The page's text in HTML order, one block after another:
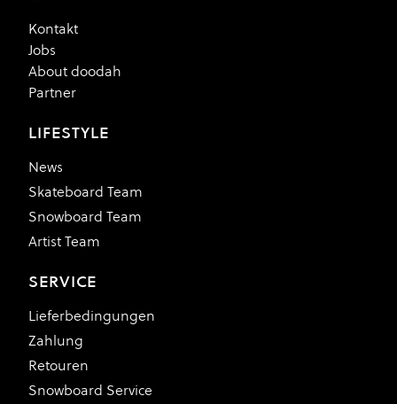
Kontakt
Jobs
About doodah
Partner
LIFESTYLE
News
Skateboard Team
Snowboard Team
Artist Team
SERVICE
Lieferbedingungen
Zahlung
Retouren
Snowboard Service